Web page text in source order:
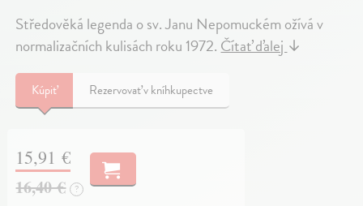
Středověká legenda o sv. Janu Nepomuckém ožívá v
normalizačních kulisách roku 1972.Čítať ďalej↓
Kúpiť Rezervovať v kníhkupectve
15,91 €
16,40 € ?